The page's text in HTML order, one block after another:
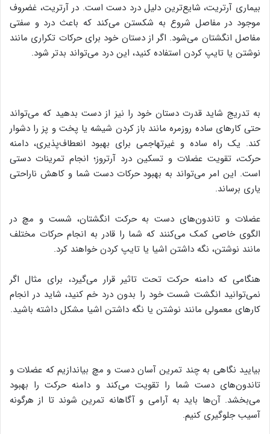
بیماری آرتریت، شایع‌ترین دلیل درد دست است. در آرتریت، غضروف
موجود در مفاصل شروع به شکستن می‌کند که باعث درد و سفتی
مفاصل انگشتان می‌شود. اگر از دستان خود برای حرکات تکراری مانند
نوشتن یا تایپ کردن استفاده کنید، این درد می‌تواند بدتر شود.
به تدریج شاید قدرت دستان خود را نیز از دست بدهید که می‌تواند
حتی کارهای ساده روزمره مانند باز کردن شیشه یا پخت و پز را دشوار
کند. یک راه ساده و غیرتهاجمی برای بهبود انعطاف‌پذیری، دامنه
حرکت، تقویت عضلات و تسکین درد آرتروز؛ انجام تمرینات دستی
است. این امر می‌تواند به بهبود حرکات دست شما و کاهش ناراحتی
یاری برساند.
عضلات و تاندون‌های دست به حرکت انگشتان، شست و مچ در
الگوی خاصی کمک می‌کنند که شما را قادر به انجام حرکات مختلف
مانند نوشتن، نگه داشتن اشیا یا تایپ کردن خواهند کرد.
هنگامی که دامنه حرکت تحت تاثیر قرار می‌گیرد، برای مثال اگر
نمی‌توانید انگشت شست خود را بدون درد خم کنید، شاید در انجام
کارهای معمولی مانند نوشتن یا نگه داشتن اشیا مشکل داشته باشید.
بیایید نگاهی به چند تمرین آسان دست و مچ بیاندازیم که عضلات و
تاندون‌های دست شما را تقویت می‌کند و دامنه حرکت را بهبود
می‌بخشد. آن‌ها باید به آرامی و آگاهانه تمرین شوند تا از هرگونه
آسیب جلوگیری کنیم.